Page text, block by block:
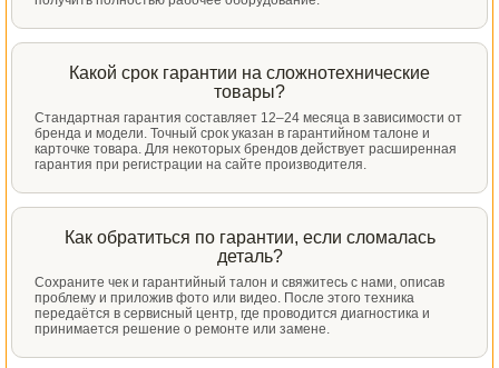
Какой срок гарантии на сложнотехнические
товары?
Стандартная гарантия составляет 12–24 месяца в зависимости от
бренда и модели. Точный срок указан в гарантийном талоне и
карточке товара. Для некоторых брендов действует расширенная
гарантия при регистрации на сайте производителя.
Как обратиться по гарантии, если сломалась
деталь?
Сохраните чек и гарантийный талон и свяжитесь с нами, описав
проблему и приложив фото или видео. После этого техника
передаётся в сервисный центр, где проводится диагностика и
принимается решение о ремонте или замене.